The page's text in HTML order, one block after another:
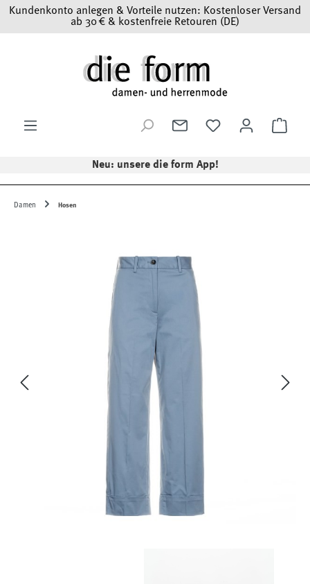
Zum Hauptinhalt springen
Kundenkonto anlegen & Vorteile nutzen: Kostenloser Versand
ab 30 € & kostenfreie Retouren (DE)
Neu: unsere die form App!
Damen Hosen